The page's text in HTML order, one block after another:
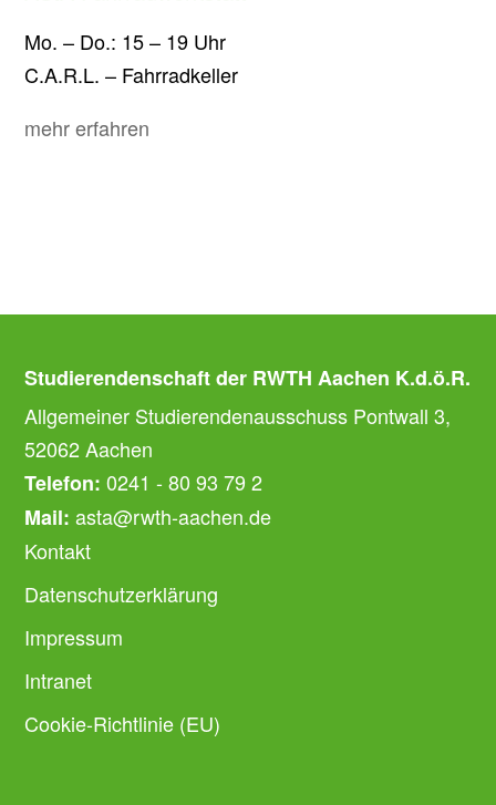
Mo. – Do.: 15 – 19 Uhr
C.A.R.L. – Fahrradkeller
mehr erfahren
Studierendenschaft der RWTH Aachen K.d.ö.R.
Allgemeiner Studierendenausschuss Pontwall 3,
52062 Aachen
Telefon: 0241 - 80 93 79 2
Mail: asta@rwth-aachen.de
Kontakt
Datenschutzerklärung
Impressum
Intranet
Cookie-Richtlinie (EU)